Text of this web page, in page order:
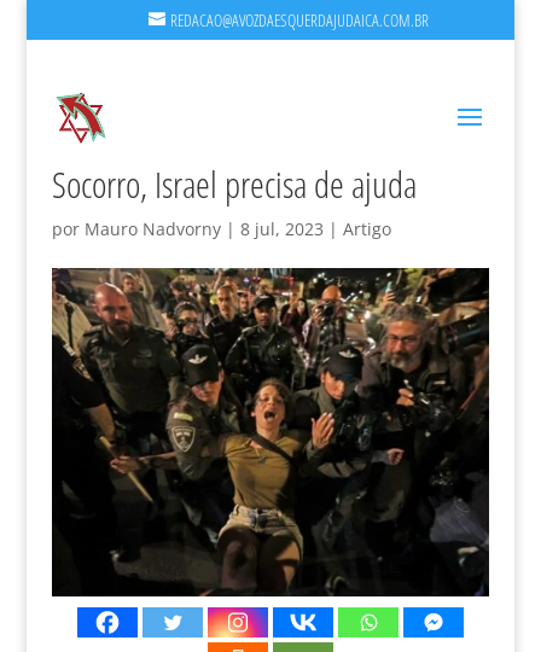
REDACAO@AVOZDAESQUERDAJUDAICA.COM.BR
Socorro, Israel precisa de ajuda
por Mauro Nadvorny| 8 jul, 2023 | Artigo